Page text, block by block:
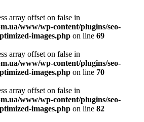
array offset on false in
www/wp-content/plugins/seo-
images.php on line 69
array offset on false in
www/wp-content/plugins/seo-
images.php on line 70
array offset on false in
www/wp-content/plugins/seo-
images.php on line 82